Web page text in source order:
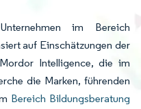
im Bereich
auf Einschätzungen der
Intelligence, die im
die Marken, führenden
Bereich Bildungsberatung